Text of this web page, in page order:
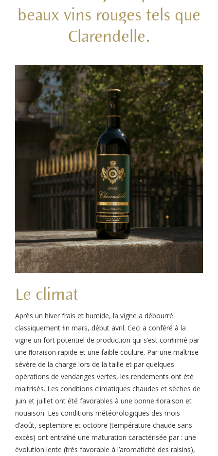
beaux vins rouges tels que
Clarendelle.
Le climat
Après un hiver frais et humide, la vigne a débourré
classiquement ﬁn mars, début avril. Ceci a conféré à la
vigne un fort potentiel de production qui s’est conﬁrmé par
une ﬂoraison rapide et une faible coulure. Par une maîtrise
sévère de la charge lors de la taille et par quelques
opérations de vendanges vertes, les rendements ont été
maitrisés. Les conditions climatiques chaudes et sèches de
juin et juillet ont été favorables à une bonne ﬂoraison et
nouaison. Les conditions météorologiques des mois
d’août, septembre et octobre (température chaude sans
excès) ont entraîné une maturation caractérisée par : une
évolution lente (très favorable à l’aromaticité des raisins),